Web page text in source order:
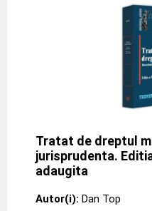
Tratat de dreptul
jurisprudenta.
adaugita
Autor(i): Dan Top